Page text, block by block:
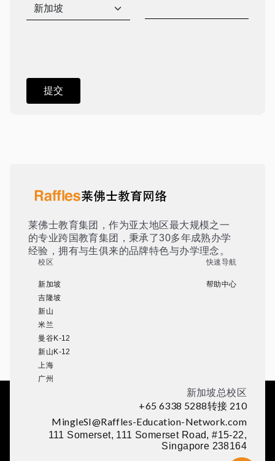
莱佛士教育集团，作为亚太地区最大规模之一
的专业跨国教育集团，秉承了30多年成熟办学
经验，拥有与生俱来的品牌特色与办学理念。
校区
新加坡
吉隆坡
新山
米兰
曼谷K-12
新山K-12
上海
广州
快速导航
帮助中心
新加坡总校区
+65 6338 5288转接 210
MingleSI@Raffles-Education-Network.com
111 Somerset, 111 Somerset Road, #15-22,
Singapore 238164